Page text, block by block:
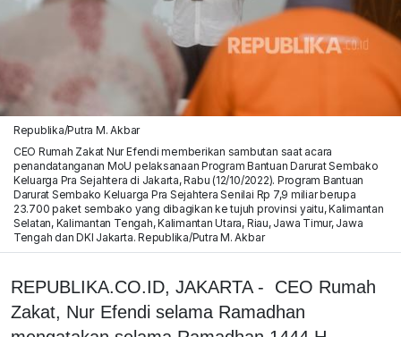
Republika/Putra M. Akbar
CEO Rumah Zakat Nur Efendi memberikan sambutan saat acara
penandatanganan MoU pelaksanaan Program Bantuan Darurat Sembako
Keluarga Pra Sejahtera di Jakarta, Rabu (12/10/2022). Program Bantuan
Darurat Sembako Keluarga Pra Sejahtera Senilai Rp 7,9 miliar berupa
23.700 paket sembako yang dibagikan ke tujuh provinsi yaitu, Kalimantan
Selatan, Kalimantan Tengah, Kalimantan Utara, Riau, Jawa Timur, Jawa
Tengah dan DKI Jakarta. Republika/Putra M. Akbar
REPUBLIKA.CO.ID, JAKARTA - CEO Rumah
Zakat, Nur Efendi selama Ramadhan